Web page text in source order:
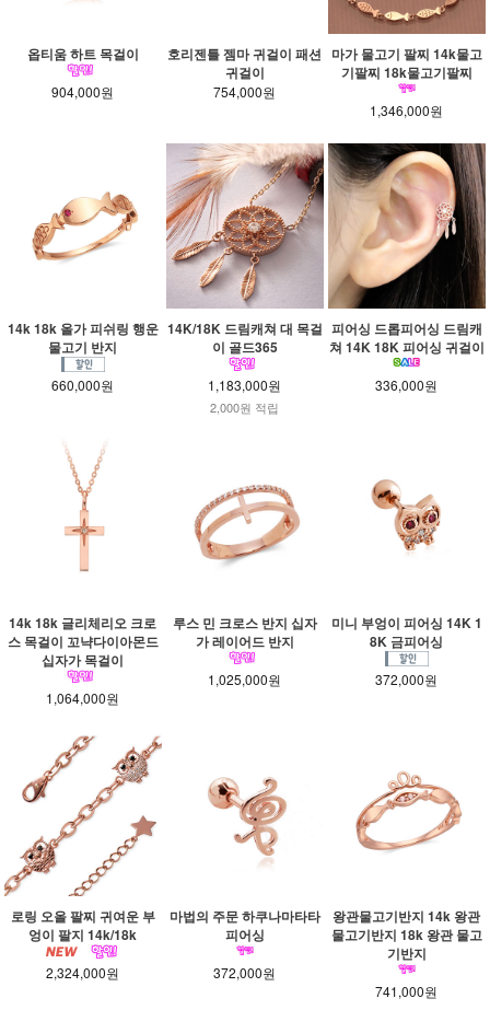
옵티움 하트 목걸이
904,000원
호리젠틀 젬마 귀걸이 패션
귀걸이
754,000원
마가 물고기 팔찌 14k물고
기팔찌 18k물고기팔찌
1,346,000원
14k 18k 올가 피쉬링 행운
물고기 반지
660,000원
14K/18K 드림캐쳐 대 목걸
이 골드365
1,183,000원
2,000원 적립
피어싱 드롭피어싱 드림캐
쳐 14K 18K 피어싱 귀걸이
336,000원
14k 18k 글리체리오 크로
스 목걸이 꼬냑다이아몬드
십자가 목걸이
1,064,000원
루스 민 크로스 반지 십자
가 레이어드 반지
1,025,000원
미니 부엉이 피어싱 14K 1
8K 금피어싱
372,000원
로링 오올 팔찌 귀여운 부
엉이 팔지 14k/18k
2,324,000원
마법의 주문 하쿠나마타타
피어싱
372,000원
왕관물고기반지 14k 왕관
물고기반지 18k 왕관 물고
기반지
741,000원